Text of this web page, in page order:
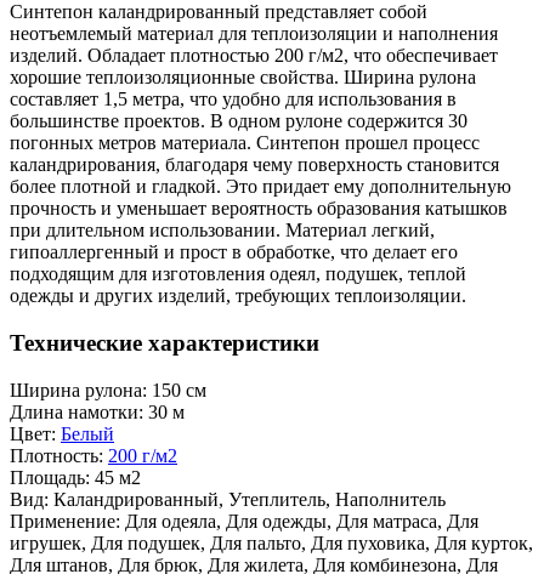
Синтепон каландрированный представляет собой
неотъемлемый материал для теплоизоляции и наполнения
изделий. Обладает плотностью 200 г/м2, что обеспечивает
хорошие теплоизоляционные свойства. Ширина рулона
составляет 1,5 метра, что удобно для использования в
большинстве проектов. В одном рулоне содержится 30
погонных метров материала. Синтепон прошел процесс
каландрирования, благодаря чему поверхность становится
более плотной и гладкой. Это придает ему дополнительную
прочность и уменьшает вероятность образования катышков
при длительном использовании. Материал легкий,
гипоаллергенный и прост в обработке, что делает его
подходящим для изготовления одеял, подушек, теплой
одежды и других изделий, требующих теплоизоляции.
Технические характеристики
Ширина рулона: 150 см
Длина намотки: 30 м
Цвет: Белый
Плотность: 200 г/м2
Площадь: 45 м2
Вид: Каландрированный, Утеплитель, Наполнитель
Применение: Для одеяла, Для одежды, Для матраса, Для
игрушек, Для подушек, Для пальто, Для пуховика, Для курток,
Для штанов, Для брюк, Для жилета, Для комбинезона, Для